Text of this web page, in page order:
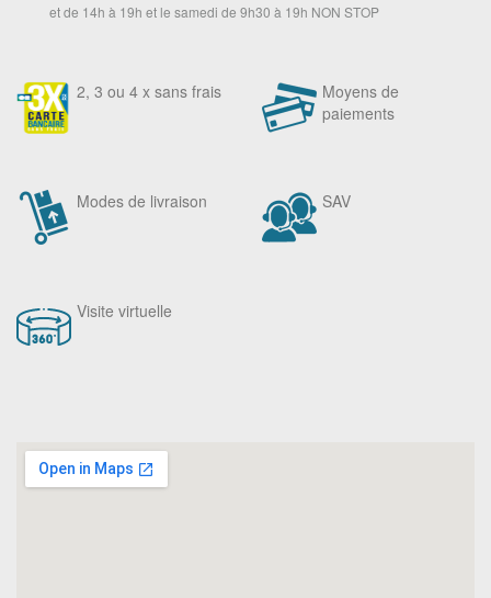
et de 14h à 19h et le samedi de 9h30 à 19h NON STOP
2, 3 ou 4 x sans frais
Moyens de
paiements
Modes de livraison SAV
Visite virtuelle